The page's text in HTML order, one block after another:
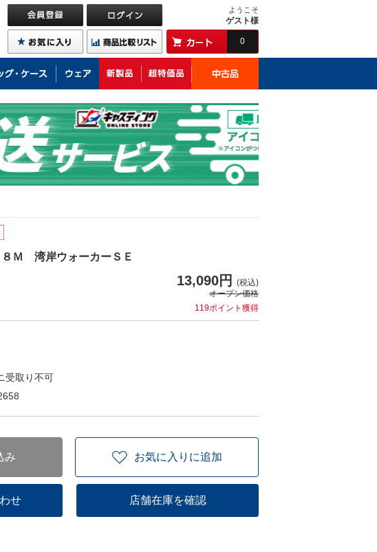
ようこそ
ゲスト様
0
Ｍ 湾岸ウォーカーＳＥ
13,090円
(税込)
オープン価格
119ポイント獲得
受取り不可
み お気に入りに追加
せ 店舗在庫を確認